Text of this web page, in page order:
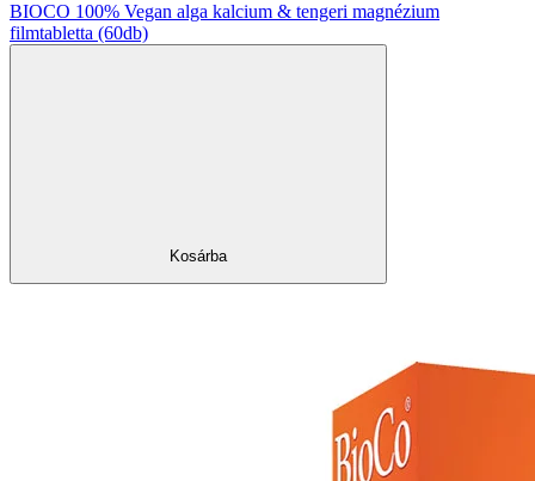
BIOCO 100% Vegan alga kalcium & tengeri magnézium
filmtabletta (60db)
Kosárba